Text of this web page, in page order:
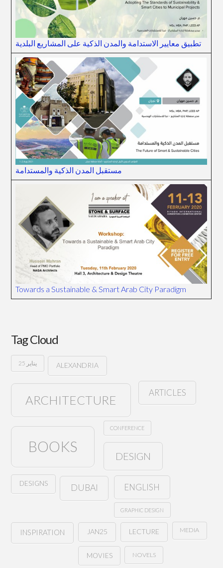
تطبيق معايير الاستدامة والمدن الذكية على المشاريع البلدية
مستقبل المدن الذكية والمستدامة
Towards a Sustainable & Smart Arab City Paradigm
Tag Cloud
25 يناير ALEXANDRIA
ARCHITECTURE
ARTICLES
BOOKS
CONFERENCE
DESIGN
DESIGNS DUBAI ENGLISH
GRAPHIC DESIGN
INSPIRATION JAN25 LECTURE MEDIA
MOVIES NOVELS